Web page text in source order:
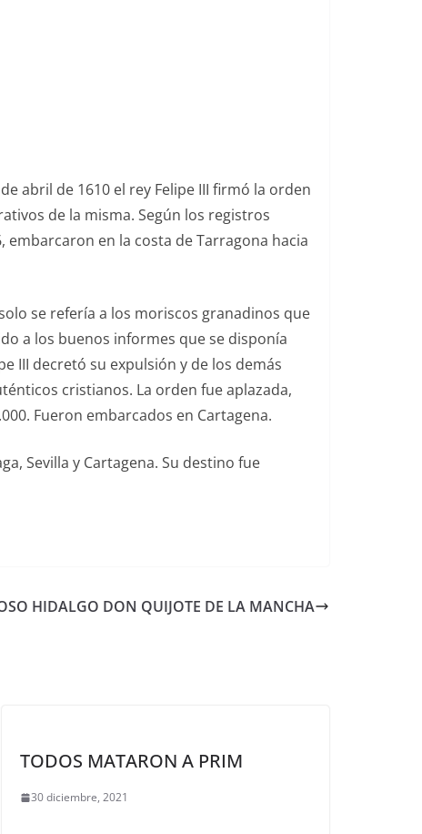
abril de 1610 el rey Felipe III firmó la orden
de la misma. Según los registros
en la costa de Tarragona hacia
se refería a los moriscos granadinos que
a los buenos informes que se disponía
III decretó su expulsión y de los demás
cristianos. La orden fue aplazada,
Fueron embarcados en Cartagena.
Sevilla y Cartagena. Su destino fue
HIDALGO DON QUIJOTE DE LA MANCHA
TODOS MATARON A PRIM
30 diciembre, 2021